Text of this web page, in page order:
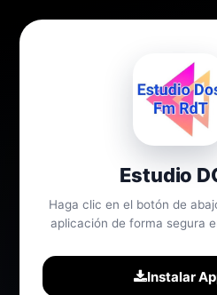
Estudio
Haga clic en el botón de
aplicación de forma segura
Instalar